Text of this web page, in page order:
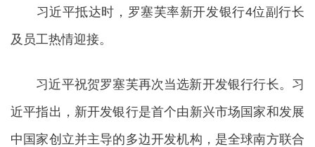
习近平抵达时，罗塞芙率新开发银行4位副行长
及员工热情迎接。
习近平祝贺罗塞芙再次当选新开发银行行长。习
近平指出，新开发银行是首个由新兴市场国家和发展
中国家创立并主导的多边开发机构，是全球南方联合